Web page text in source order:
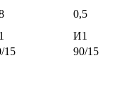
0,5
И1
15 90/15